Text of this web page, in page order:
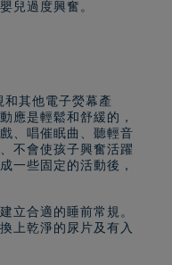
兒過度興奮。
其他電子熒幕產
應是輕鬆和舒緩的，
、唱催眠曲、聽輕音
不會使孩子興奮活躍
一些固定的活動後，
立合適的睡前常規。
上乾淨的尿片及有入